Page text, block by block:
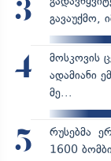
3
გავაუქმო,
4
მოსკოვის
ადამიანი
მე...
5
რუსებმა
1600